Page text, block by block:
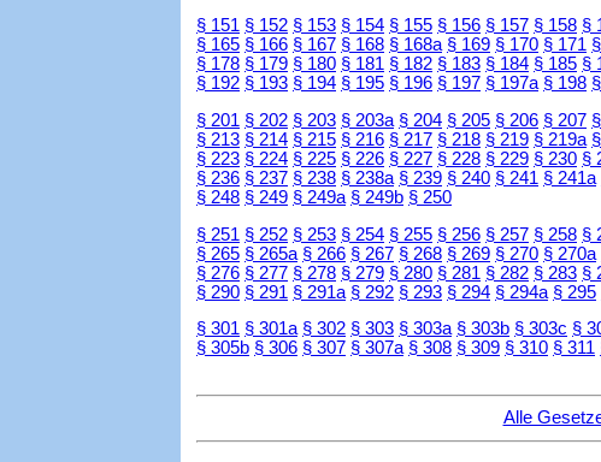
§ 151 § 152 § 153 § 154 § 155 § 156 § 157 § 158 §
§ 165 § 166 § 167 § 168 § 168a § 169 § 170 § 171
§ 178 § 179 § 180 § 181 § 182 § 183 § 184 § 185 §
§ 192 § 193 § 194 § 195 § 196 § 197 § 197a § 198
§ 201 § 202 § 203 § 203a § 204 § 205 § 206 § 207
§ 213 § 214 § 215 § 216 § 217 § 218 § 219 § 219a
§ 223 § 224 § 225 § 226 § 227 § 228 § 229 § 230 §
§ 236 § 237 § 238 § 238a § 239 § 240 § 241 § 241a
§ 248 § 249 § 249a § 249b § 250
§ 251 § 252 § 253 § 254 § 255 § 256 § 257 § 258 §
§ 265 § 265a § 266 § 267 § 268 § 269 § 270 § 270a
§ 276 § 277 § 278 § 279 § 280 § 281 § 282 § 283 §
§ 290 § 291 § 291a § 292 § 293 § 294 § 294a § 295
§ 301 § 301a § 302 § 303 § 303a § 303b § 303c §
§ 305b § 306 § 307 § 307a § 308 § 309 § 310 § 311
Alle